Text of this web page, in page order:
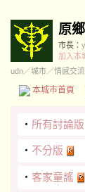
原
市長：
加入本
udn／城市／情感交流
本城市首頁
‧ 所有討論版
‧ 不分版
‧ 客家童謠